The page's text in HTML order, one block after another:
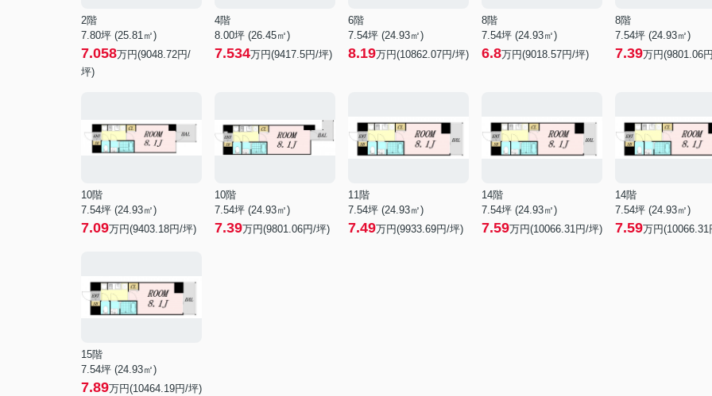
2階
7.80坪 (25.81㎡)
7.058万円(9048.72円/
坪)
4階
8.00坪 (26.45㎡)
7.534万円(9417.5円/坪)
6階
7.54坪 (24.93㎡)
8.19万円(10862.07円/坪)
8階
7.54坪 (24.93㎡)
6.8万円(9018.57円/坪)
8階
7.54坪 (24.93㎡)
7.39万円(9801.06
10階
7.54坪 (24.93㎡)
7.09万円(9403.18円/坪)
10階
7.54坪 (24.93㎡)
7.39万円(9801.06円/坪)
11階
7.54坪 (24.93㎡)
7.49万円(9933.69円/坪)
14階
7.54坪 (24.93㎡)
7.59万円(10066.31円/坪)
14階
7.54坪 (24.93㎡)
7.59万円(10066.31
15階
7.54坪 (24.93㎡)
7.89万円(10464.19円/坪)